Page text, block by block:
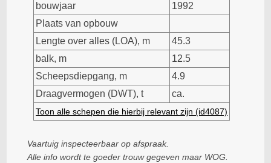
bouwjaar
1992
Plaats van opbouw
Lengte over alles (LOA), m
45.3
balk, m
12.5
Scheepsdiepgang, m
4.9
Draagvermogen (DWT), t
ca.
Toon alle schepen die hierbij relevant zijn (id4087)
Vaartuig inspecteerbaar op afspraak.
Alle info wordt te goeder trouw gegeven maar WOG.